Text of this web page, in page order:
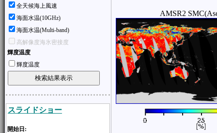
全天候海上風速
海面水温(10GHz)
海面水温(Multi-band)
高解像度海氷密接度
輝度温度
輝度温度
スライドショー
開始日:
AMSR2